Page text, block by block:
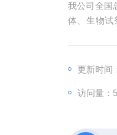
我公司全国
体、生物试
更新时间
访问量：